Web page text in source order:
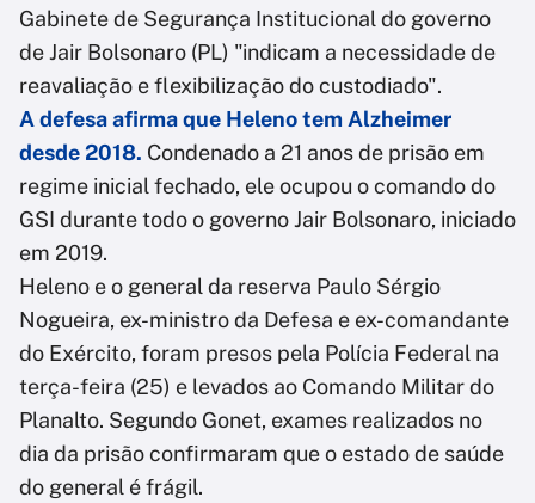
Gabinete de Segurança Institucional do governo
de Jair Bolsonaro (PL) "indicam a necessidade de
reavaliação e flexibilização do custodiado".
A defesa afirma que Heleno tem Alzheimer
desde 2018. Condenado a 21 anos de prisão em
regime inicial fechado, ele ocupou o comando do
GSI durante todo o governo Jair Bolsonaro, iniciado
em 2019.
Heleno e o general da reserva Paulo Sérgio
Nogueira, ex-ministro da Defesa e ex-comandante
do Exército, foram presos pela Polícia Federal na
terça-feira (25) e levados ao Comando Militar do
Planalto. Segundo Gonet, exames realizados no
dia da prisão confirmaram que o estado de saúde
do general é frágil.